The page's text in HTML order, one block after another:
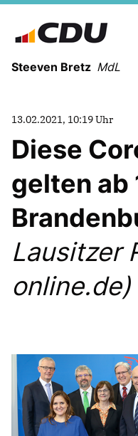
Steeven Bretz MdL
CDU Fraktion
13.02.2021, 10:19 Uhr
Diese
gelten ab
Lausitzer
online.de)